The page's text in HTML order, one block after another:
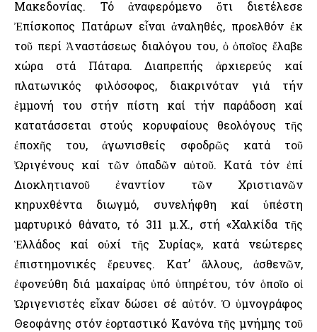
Μακεδονίας. Τό ἀναφερόμενο ὅτι διετέλεσε
Ἐπίσκοπος Πατάρων εἶναι ἀναληθές, προελθόν ἐκ
τοῦ περί Ἀναστάσεως διαλόγου του, ὁ ὁποῖος ἔλαβε
χώρα στά Πάταρα. Διαπρεπής ἀρχιερεύς καί
πλατωνικός φιλόσοφος, διακρινόταν γιά τήν
ἐμμονή του στήν πίστη καί τήν παράδοση καί
κατατάσσεται στούς κορυφαίους θεολόγους τῆς
ἐποχῆς του, ἀγωνισθείς σφοδρῶς κατά τοῦ
Ὠριγένους καί τῶν ὀπαδῶν αὐτοῦ. Κατά τόν ἐπί
Διοκλητιανοῦ ἐναντίον τῶν Χριστιανῶν
κηρυχθέντα διωγμό, συνελήφθη καί ὑπέστη
μαρτυρικό θάνατο, τό 311 μ.Χ., στή «Χαλκίδα τῆς
Ἑλλάδος καί οὐχί τῆς Συρίας», κατά νεώτερες
ἐπιστημονικές ἔρευνες. Κατ’ ἄλλους, ἀσθενῶν,
ἐφονεύθη διά μαχαίρας ὑπό ὑπηρέτου, τόν ὁποῖο οἱ
Ὠριγενιστές εἶχαν δώσει σέ αὐτόν. Ὁ ὑμνογράφος
Θεοφάνης στόν ἑορταστικό Κανόνα τῆς μνήμης τοῦ